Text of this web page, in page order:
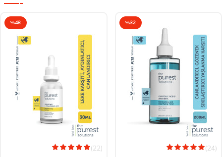
%48
(22)
%32
(24)